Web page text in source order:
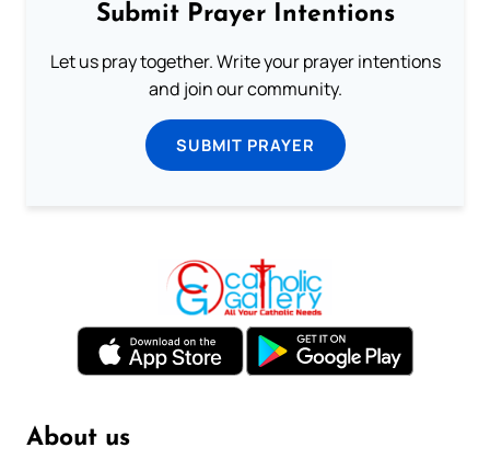
Submit Prayer Intentions
Let us pray together. Write your prayer intentions
and join our community.
SUBMIT PRAYER
About us